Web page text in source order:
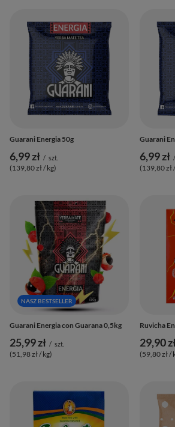
Guarani Energia 50g
6,99 zł / szt.
(139,80 zł / kg)
Guarani
6,99 zł /
(139,80 zł
NASZ BESTSELLER
Guarani Energia con Guarana 0,5kg
25,99 zł / szt.
(51,98 zł / kg)
Ruvicha
29,90
(59,80 zł /